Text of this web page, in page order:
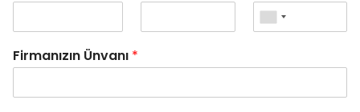
Firmanızın Ünvanı *